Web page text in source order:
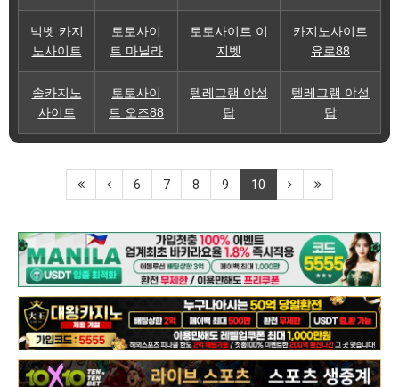
빅벳 카지
노사이트
토토사이
트 마닐라
토토사이트 이
지벳
카지노사이트
유로88
솔카지노
사이트
토토사이
트 오즈88
텔레그램 야설
탑
텔레그램 야설
탑
6 7 8 9 10